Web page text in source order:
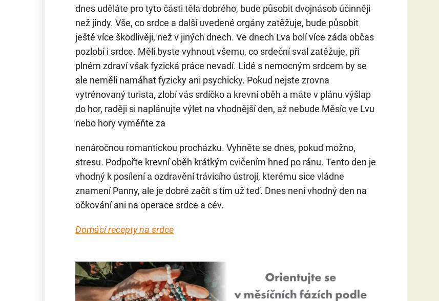
dnes uděláte pro tyto části těla dobrého, bude působit dvojnásob účinněji
než jindy. Vše, co srdce a další uvedené orgány zatěžuje, bude působit
ještě více škodlivěji, než v jiných dnech. Ve dnech Lva bolí více záda občas
pozlobí i srdce. Měli byste vyhnout všemu, co srdeční sval zatěžuje, při
plném zdraví však fyzická práce nevadí. Lidé s nemocným srdcem by se
ale neměli namáhat fyzicky ani psychicky. Pokud nejste zrovna
vytrénovaný turista, zlobí vás srdíčko a krevní oběh a máte v plánu výšlap
do hor, raději si naplánujte výlet na vhodnější den, až nebude Měsíc ve Lvu
nebo hory vyměňte za
nenáročnou romantickou procházku. Vyhněte se dnes, pokud možno,
stresu. Podpořte krevní oběh krátkým cvičením hned po ránu. Tento den je
vhodný k posílení a ozdravění trávicího ústrojí, kterému sice vládne
znamení Panny, ale je dobré začít s tím už teď. Dnes není vhodný den na
očkování ani na operace srdce a cév.
Domácí recepty na srdce